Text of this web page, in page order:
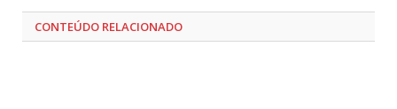
CONTEÚDO RELACIONADO